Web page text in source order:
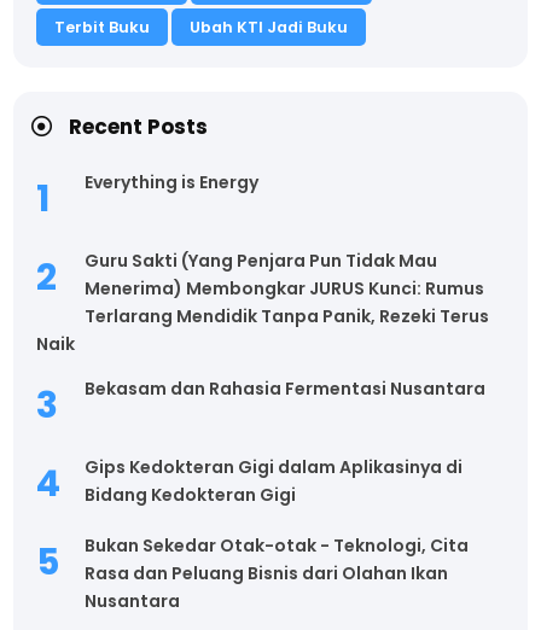
Terbit Buku
Ubah KTI Jadi Buku
Recent Posts
Everything is Energy
Guru Sakti (Yang Penjara Pun Tidak Mau
Menerima) Membongkar JURUS Kunci: Rumus
Terlarang Mendidik Tanpa Panik, Rezeki Terus
Naik
Bekasam dan Rahasia Fermentasi Nusantara
Gips Kedokteran Gigi dalam Aplikasinya di
Bidang Kedokteran Gigi
Bukan Sekedar Otak-otak - Teknologi, Cita
Rasa dan Peluang Bisnis dari Olahan Ikan
Nusantara